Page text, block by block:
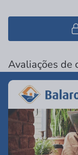
Avaliações de